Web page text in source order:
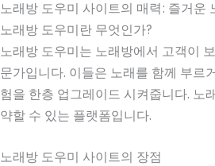
노래방 도우미 사이트의 매력: 즐거운
노래방 도우미란 무엇인가?
노래방 도우미는 노래방에서 고객이
문가입니다. 이들은 노래를 함께 부르
험을 한층 업그레이드 시켜줍니다. 노
약할 수 있는 플랫폼입니다.
노래방 도우미 사이트의 장점